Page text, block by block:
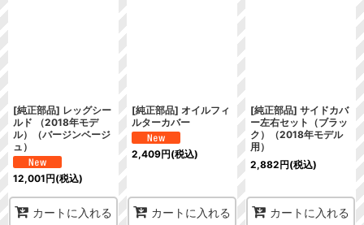
[純正部品] レッグシー
ルド （2018年モデ
ル）（バージンベージ
ュ）
12,001円(税込)
カートに入れる
[純正部品] オイルフィ
ルターカバー
2,409円(税込)
カートに入れる
[純正部品] サイドカバ
ー左右セット（ブラッ
ク）（2018年モデル
用）
2,882円(税込)
カートに入れる